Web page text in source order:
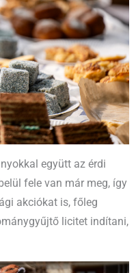
együtt az érdi
fele van már meg, így
akciókat is, főleg
licitet indítani,